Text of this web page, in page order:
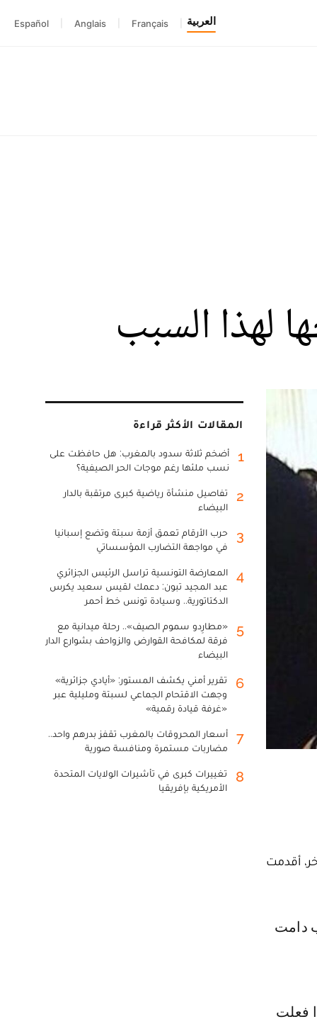
العربية Français
Anglais
Español
لهذا السبب
أقدمت
فعلت
المقالات الأكثر قراءة
1
أضخم ثلاثة سدود بالمغرب: هل حافظت على
نسب ملئها رغم موجات الحر الصيفية؟
2
تفاصيل منشأة رياضية كبرى مرتقبة بالدار
البيضاء
3
حرب الأرقام تعمق أزمة سبتة وتضع إسبانيا
في مواجهة التضارب المؤسساتي
4
المعارضة التونسية تراسل الرئيس الجزائري
عبد المجيد تبون: دعمك لقيس سعيد يكرس
الدكتاتورية.. وسيادة تونس خط أحمر
5
«مطارِدو سموم الصيف».. رحلة ميدانية مع
فرقة لمكافحة القوارض والزواحف بشوارع الدار
البيضاء
6
تقرير أمني يكشف المستور: «أيادي جزائرية»
وجهت الاقتحام الجماعي لسبتة ومليلية عبر
«غرفة قيادة رقمية»
7
أسعار المحروقات بالمغرب تقفز بدرهم واحد..
مضاربات مستمرة ومنافسة صورية
8
تغييرات كبرى في تأشيرات الولايات المتحدة
الأمريكية بإفريقيا